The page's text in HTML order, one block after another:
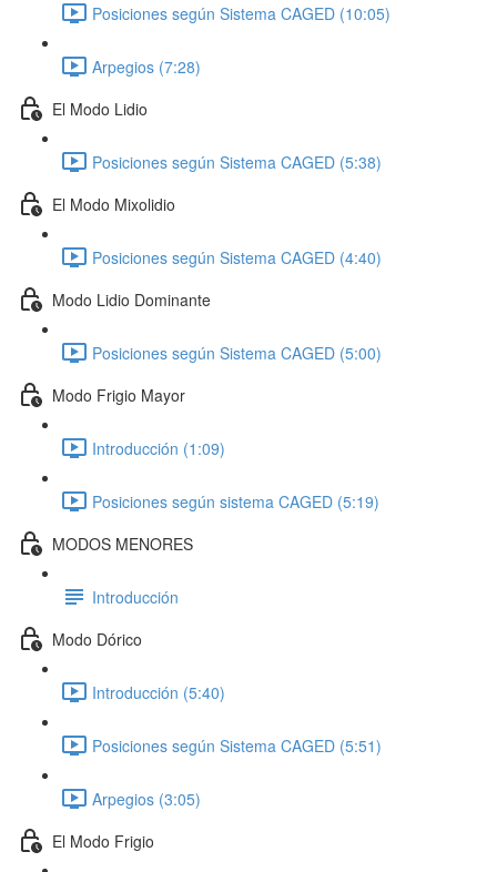
Posiciones según Sistema CAGED (10:05)
Arpegios (7:28)
El Modo Lidio
Posiciones según Sistema CAGED (5:38)
El Modo Mixolidio
Posiciones según Sistema CAGED (4:40)
Modo Lidio Dominante
Posiciones según Sistema CAGED (5:00)
Modo Frigio Mayor
Introducción (1:09)
Posiciones según sistema CAGED (5:19)
MODOS MENORES
Introducción
Modo Dórico
Introducción (5:40)
Posiciones según Sistema CAGED (5:51)
Arpegios (3:05)
El Modo Frigio